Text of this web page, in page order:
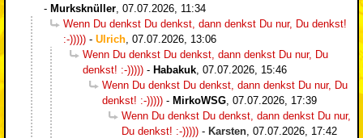
- Murksknüller 07.07.2026, 11:34
Wenn Du denkst Du denkst, dann denkst Du nur, Du denkst!
:-))))) - Ulrich 07.07.2026, 13:06
Wenn Du denkst Du denkst, dann denkst Du nur, Du
denkst! :-))))) - Habakuk 07.07.2026, 15:46
Wenn Du denkst Du denkst, dann denkst Du nur, Du
denkst! :-))))) - MirkoWSG 07.07.2026, 17:39
Wenn Du denkst Du denkst, dann denkst Du nur,
Du denkst! :-))))) - Karsten 07.07.2026, 17:42